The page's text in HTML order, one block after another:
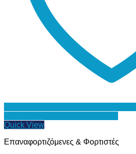
Quick View
Επαναφορτιζόμενες & Φορτιστές